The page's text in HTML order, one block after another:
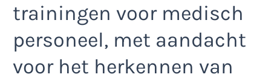
trainingen voor medisch
personeel, met aandacht
voor het herkennen van